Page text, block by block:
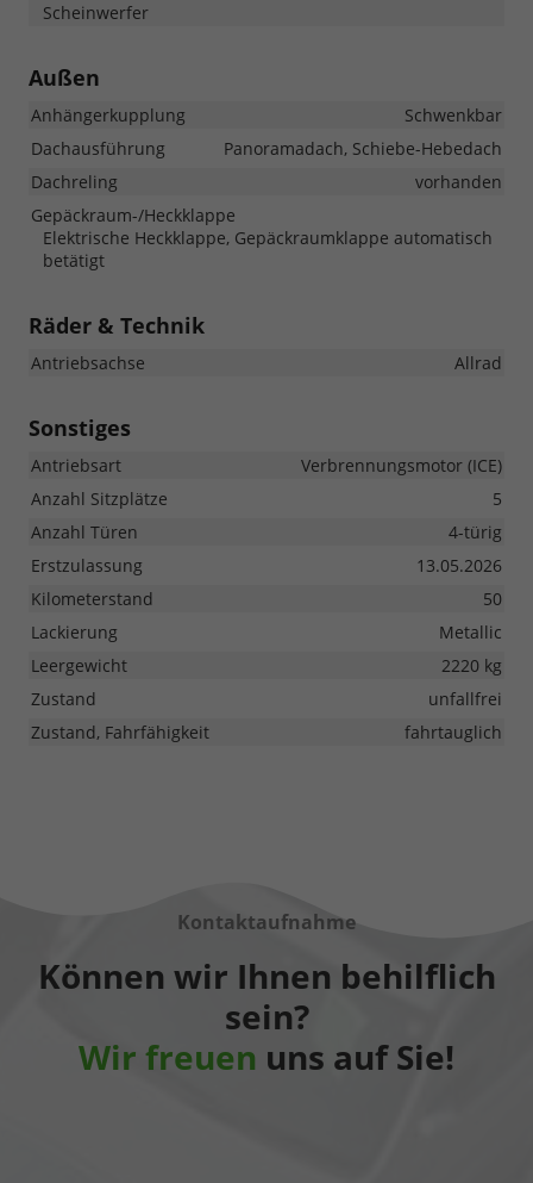
Scheinwerfer
Außen
Anhängerkupplung
Schwenkbar
Dachausführung
Panoramadach, Schiebe-Hebedach
Dachreling
vorhanden
Gepäckraum-/Heckklappe
Elektrische Heckklappe, Gepäckraumklappe automatisch
betätigt
Räder & Technik
Antriebsachse Allrad
Sonstiges
Antriebsart
Verbrennungsmotor (ICE)
Anzahl Sitzplätze
5
Anzahl Türen
4-türig
Erstzulassung
13.05.2026
Kilometerstand
50
Lackierung
Metallic
Leergewicht
2220 kg
Zustand
unfallfrei
Zustand, Fahrfähigkeit
fahrtauglich
Kontaktaufnahme
Können wir Ihnen behilflich
sein?
Wir freuen uns auf Sie!